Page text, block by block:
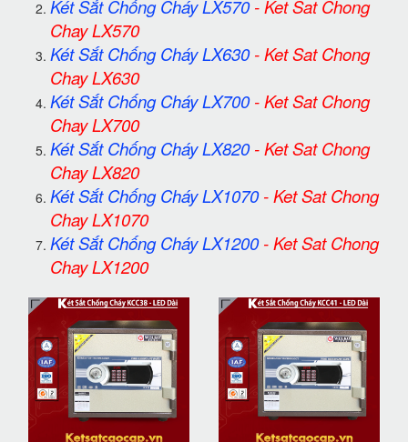
Két Sắt Chống Cháy LX570-Ket Sat Chong
Chay LX570
Két Sắt Chống Cháy LX630-Ket Sat Chong
Chay LX630
Két Sắt Chống Cháy LX700-Ket Sat Chong
Chay LX700
Két Sắt Chống Cháy LX820-Ket Sat Chong
Chay LX820
Két Sắt Chống Cháy LX1070-Ket Sat Chong
Chay LX1070
Két Sắt Chống Cháy LX1200-Ket Sat Chong
Chay LX1200